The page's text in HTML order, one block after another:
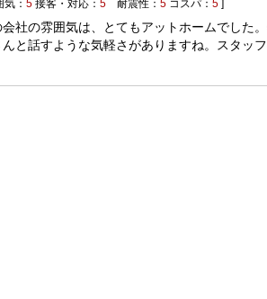
気： 5 接客・対応： 5 耐震性： 5 コスパ： 5 ]
社の雰囲気は、とてもアットホームでした
と話すような気軽さがありますね。スタッ